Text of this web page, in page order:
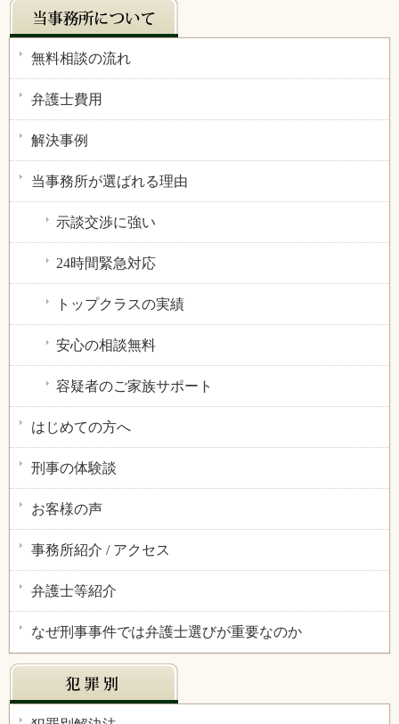
無料相談の流れ
弁護士費用
解決事例
当事務所が選ばれる理由
示談交渉に強い
24時間緊急対応
トップクラスの実績
安心の相談無料
容疑者のご家族サポート
はじめての方へ
刑事の体験談
お客様の声
事務所紹介 / アクセス
弁護士等紹介
なぜ刑事事件では弁護士選びが重要なのか